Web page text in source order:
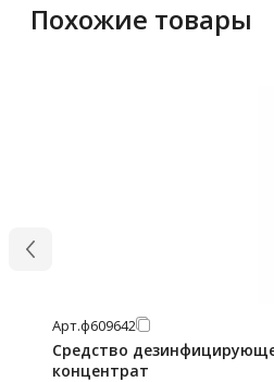
Похожие товары
Арт.ф609642
Средство
концентрат